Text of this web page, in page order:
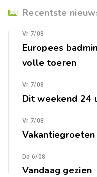
Recentste
Vr 7/08
Europees
volle toeren
Vr 7/08
Dit weekend 24
Vr 7/08
Do 6/08
Vandaag gezien